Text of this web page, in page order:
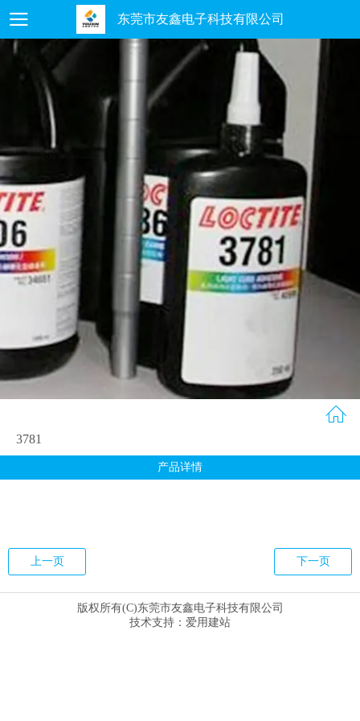
东莞市友鑫电子科技有限公司
3781
产品详情
上一页 下一页
版权所有(C)东莞市友鑫电子科技有限公司
技术支持： 爱用建站